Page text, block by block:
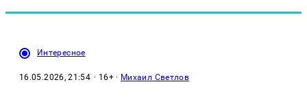
Интересное
16.05.2026, 21:54 · 16+ · Михаил Светлов